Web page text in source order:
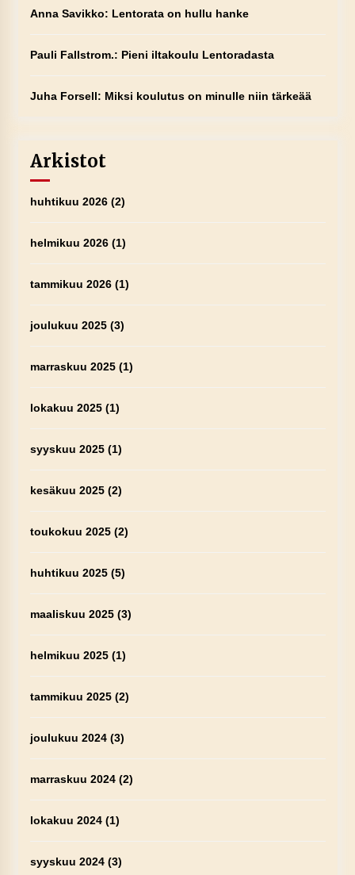
Anna Savikko: Lentorata on hullu hanke
Pauli Fallstrom.: Pieni iltakoulu Lentoradasta
Juha Forsell: Miksi koulutus on minulle niin tärkeää
Arkistot
huhtikuu 2026(2)
helmikuu 2026(1)
tammikuu 2026(1)
joulukuu 2025(3)
marraskuu 2025(1)
lokakuu 2025(1)
syyskuu 2025(1)
kesäkuu 2025(2)
toukokuu 2025(2)
huhtikuu 2025(5)
maaliskuu 2025(3)
helmikuu 2025(1)
tammikuu 2025(2)
joulukuu 2024(3)
marraskuu 2024(2)
lokakuu 2024(1)
syyskuu 2024(3)